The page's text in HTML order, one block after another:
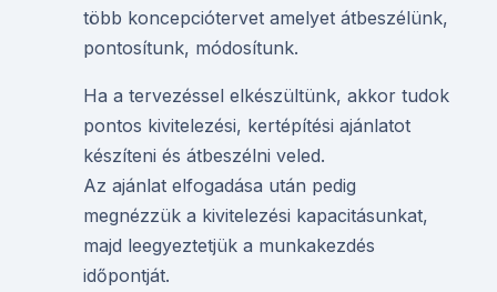
több koncepciótervet amelyet átbeszélünk,
pontosítunk, módosítunk.
Ha a tervezéssel elkészültünk, akkor tudok
pontos kivitelezési, kertépítési ajánlatot
készíteni és átbeszélni veled.
Az ajánlat elfogadása után pedig
megnézzük a kivitelezési kapacitásunkat,
majd leegyeztetjük a munkakezdés
időpontját.